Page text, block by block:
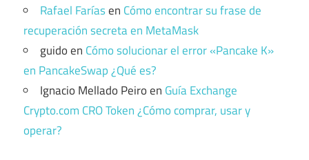
Rafael Faríasen Cómo encontrar su frase de
recuperación secreta en MetaMask
guidoen Cómo solucionar el error «Pancake K»
en PancakeSwap ¿Qué es?
Ignacio Mellado Peiroen Guía Exchange
Crypto.com CRO Token ¿Cómo comprar, usar y
operar?